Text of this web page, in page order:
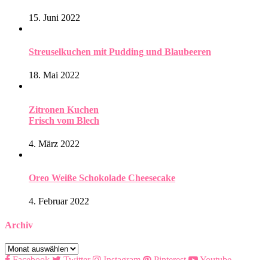
15. Juni 2022
Streuselkuchen mit Pudding und Blaubeeren
18. Mai 2022
Zitronen Kuchen
Frisch vom Blech
4. März 2022
Oreo Weiße Schokolade Cheesecake
4. Februar 2022
Archiv
Archiv